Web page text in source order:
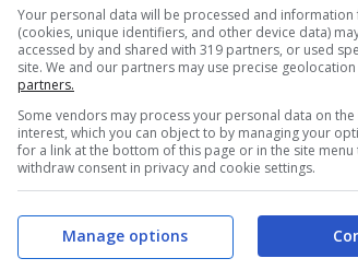
Your personal data will be processed and information
(cookies, unique identifiers, and other device data)
accessed by and shared with 319 partners, or used
site. We and our partners may use precise
partners.
Some vendors may process your personal data on
interest, which you can object to by managing your
for a link at the bottom of this page or in the site
withdraw consent in privacy and cookie settings.
Manage options